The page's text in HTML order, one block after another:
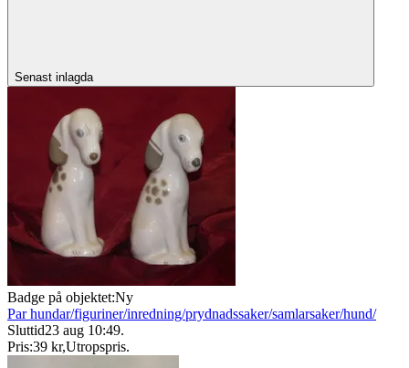
Senast inlagda
Badge på objektet:Ny
Par hundar/figuriner/inredning/prydnadssaker/samlarsaker/hund/
Sluttid23 aug 10:49.
Pris:39 kr,Utropspris.